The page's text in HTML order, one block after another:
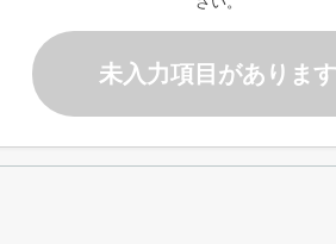
未入力項目があります